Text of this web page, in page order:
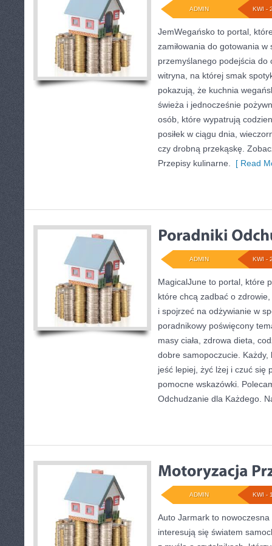
KWI -
ADMIN
JemWegańsko to portal,
zamiłowania do gotowania w
przemyślanego podejścia do
witryna, na której smak
pokazują, że kuchnia
świeża i jednocześnie
osób, które wypatrują
posiłek w ciągu dnia,
czy drobną przekąskę.
Przepisy kulinarne.
[ Read
KWI -
ADMIN
MagicalJune to portal, które
które chcą zadbać o
i spojrzeć na odżywianie w
poradnikowy poświęcony
masy ciała, zdrowa dieta,
dobre samopoczucie.
jeść lepiej, żyć lżej i czuć się
pomocne wskazówki.
Odchudzanie dla Każdego.
KWI -
ADMIN
Auto Jarmark to
interesują się światem